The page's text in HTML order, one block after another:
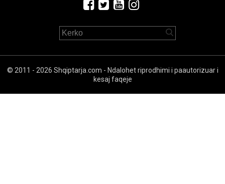
© 2011 - 2026 Shqiptarja.com - Ndalohet riprodhimi i paautorizuar i
kesaj faqeje